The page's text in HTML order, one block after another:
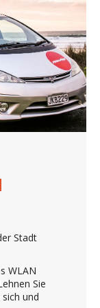
Stadt
WLAN
Sie
und